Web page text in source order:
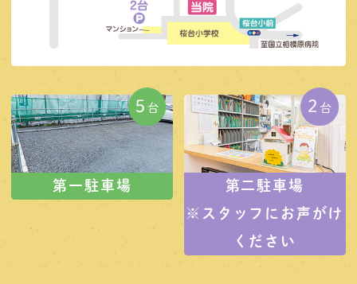
第一駐車場
第二駐車場
※スタッフにお声がけ
ください